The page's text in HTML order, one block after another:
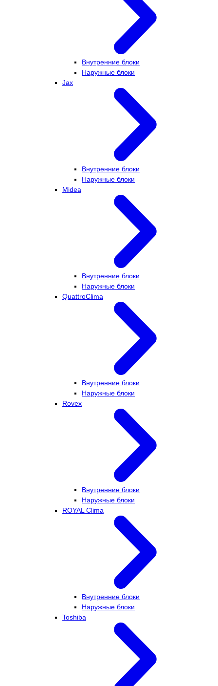
Внутренние блоки
Наружные блоки
Jax
Внутренние блоки
Наружные блоки
Midea
Внутренние блоки
Наружные блоки
QuattroClima
Внутренние блоки
Наружные блоки
Rovex
Внутренние блоки
Наружные блоки
ROYAL Clima
Внутренние блоки
Наружные блоки
Toshiba